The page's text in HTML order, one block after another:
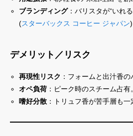
ブランディング：バリスタが“いれ
(スターバックス コーヒー ジャパン)
デメリット／リスク
再現性リスク ：フォームと出汁香の
オペ負荷 ：ピーク時のスチーム占有
嗜好分散 ：トリュフ香が苦手層も一